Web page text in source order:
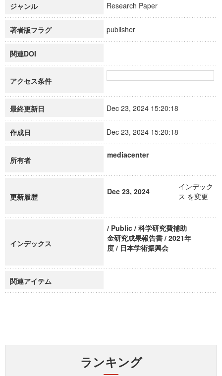
ジャンル Research Paper
著者版フラグ publisher
関連DOI
アクセス条件
最終更新日 Dec 23, 2024 15:20:18
作成日 Dec 23, 2024 15:20:18
所有者
mediacenter
更新履歴
Dec 23, 2024
インデック
ス を変更
インデックス
/ Public / 科学研究費補助
金研究成果報告書 / 2021年
度 / 日本学術振興会
関連アイテム
ランキング